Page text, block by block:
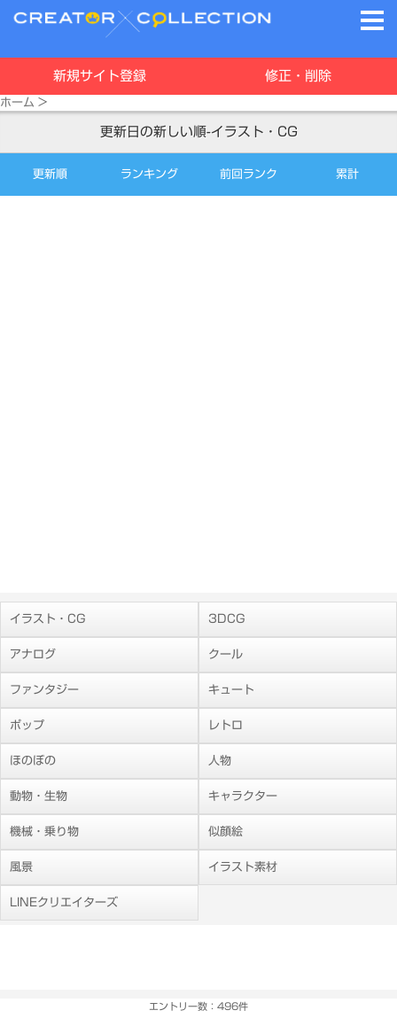
新規サイト登録 修正・削除
ホーム >
更新日の新しい順-イラスト・CG
更新順 ランキング 前回ランク 累計
イラスト・CG 3DCG
アナログ クール
ファンタジー キュート
ポップ レトロ
ほのぼの 人物
動物・生物 キャラクター
機械・乗り物 似顔絵
風景 イラスト素材
LINEクリエイターズ
エントリー数：496件